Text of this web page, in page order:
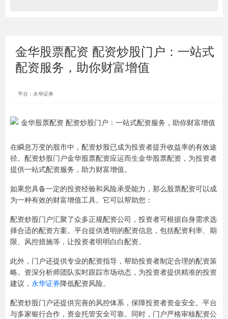
金华股票配资 配资炒股门户：一站式
配资服务，助你财富增值
平台：永华证券
在瞬息万变的股市中，配资炒股已成为投资者提升收益率的有效途
径。配资炒股门户金华股票配资应运而生金华股票配资，为投资者
提供一站式配资服务，助力财富增值。
如果您具备一定的投资经验和风险承受能力，那么股票配资可以成
为一种有效的财富增值工具。它可以帮助您：
配资炒股门户汇聚了众多正规配资公司，投资者可根据自身需求选
择合适的配资方案。平台提供透明的配资信息，包括配资利率、期
限、风控措施等，让投资者明明白白配资。
此外，门户还提供专业的配资指导，帮助投资者制定合理的配资策
略。资深分析师团队实时跟踪市场动态，为投资者提供精准的投资
建议， 永华证券降低配资风险。
配资炒股门户还提供完善的风控体系，保障投资者资金安全。平台
与多家银行合作，资金托管安全可靠。同时，门户严格审核配资公